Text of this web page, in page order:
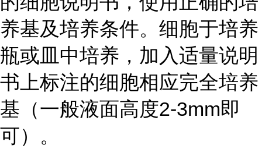
养基及培养条件。细胞于培养
瓶或皿中培养，加入适量说明
书上标注的细胞相应完全培养
基（一般液面高度2-3mm即
可）。